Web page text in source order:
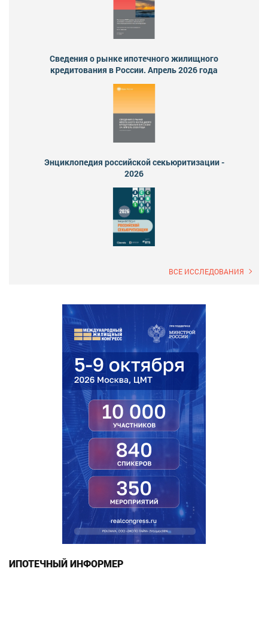
Сведения о рынке ипотечного жилищного
кредитования в России. Апрель 2026 года
Энциклопедия российской секьюритизации -
2026
ВСЕ ИССЛЕДОВАНИЯ
ИПОТЕЧНЫЙ ИНФОРМЕР